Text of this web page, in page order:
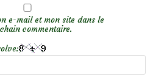
e-mail et mon site dans le
commentaire.